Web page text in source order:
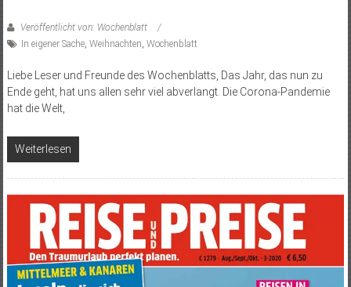
Veröffentlicht von: Wochenblatt
In eigener Sache, Weihnachten Wochenblatt
Liebe Leser und Freunde des Wochenblatts, Das Jahr, das nun zu
Ende geht, hat uns allen sehr viel abverlangt. Die Corona-Pandemie
hat die Welt,
Weiterlesen